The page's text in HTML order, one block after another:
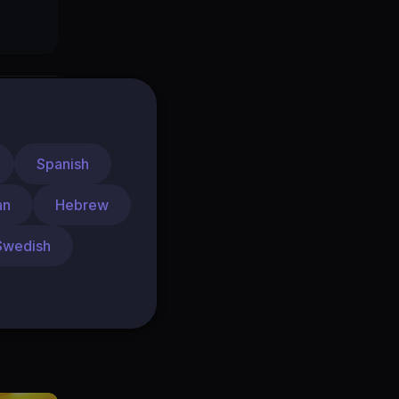
Spanish
Hebrew